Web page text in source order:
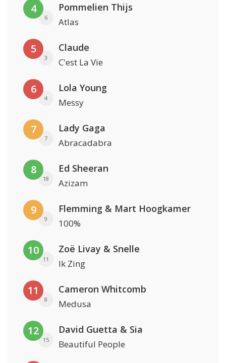
4
6
Pommelien Thijs
Atlas
5
3
Claude
C'est La Vie
6
4
Lola Young
Messy
7
7
Lady Gaga
Abracadabra
8
18
Ed Sheeran
Azizam
9
9
Flemming & Mart Hoogkamer
100%
10
11
Zoë Livay & Snelle
Ik Zing
11
8
Cameron Whitcomb
Medusa
12
15
David Guetta & Sia
Beautiful People